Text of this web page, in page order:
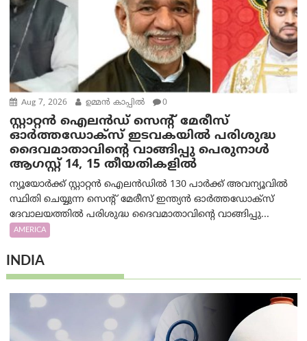
Aug 7, 2026 ഉമ്മന്‍ കാപ്പില്‍ 0
സ്റ്റാറ്റൻ ഐലൻഡ് സെന്റ് മേരീസ്
ഓർത്തഡോക്സ് ഇടവകയിൽ പരിശുദ്ധ
ദൈവമാതാവിന്റെ വാങ്ങിപ്പു പെരുനാൾ
ആഗസ്റ്റ് 14, 15 തീയതികളിൽ
ന്യൂയോർക്ക് സ്റ്റാറ്റൻ ഐലൻഡിൽ 130 പാർക്ക് അവന്യൂവിൽ
സ്ഥിതി ചെയ്യുന്ന സെന്റ് മേരീസ് ഇന്ത്യൻ ഓർത്തഡോക്സ്
ദേവാലയത്തിൽ പരിശുദ്ധ ദൈവമാതാവിന്റെ വാങ്ങിപ്പു...
AMERICA
INDIA